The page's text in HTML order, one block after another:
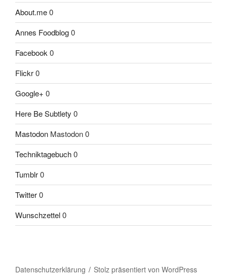
About.me0
Annes Foodblog0
Facebook0
Flickr0
Google+ 0
Here Be Subtlety 0
Mastodon Mastodon 0
Techniktagebuch0
Tumblr0
Twitter0
Wunschzettel0
Datenschutzerklärung Stolz präsentiert von WordPress